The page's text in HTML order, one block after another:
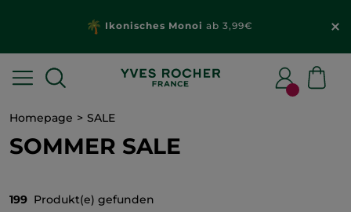
Wähle dein Geschenk
mit deiner Bestellung
Homepage SALE
SOMMER SALE
199 Produkt(e) gefunden